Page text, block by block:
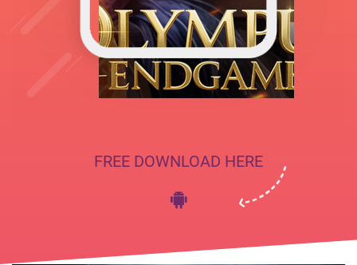
FREE DOWNLOAD HERE